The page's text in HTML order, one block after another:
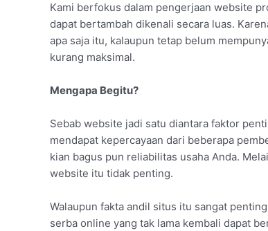
Kami berfokus dalam pengerjaan website
dapat bertambah dikenali secara luas.
apa saja itu, kalaupun tetap belum
kurang maksimal.
Mengapa Begitu?
Sebab website jadi satu diantara faktor
mendapat kepercayaan dari beberapa
kian bagus pun reliabilitas usaha Anda.
website itu tidak penting.
Walaupun fakta andil situs itu sangat
serba online yang tak lama kembali dapat